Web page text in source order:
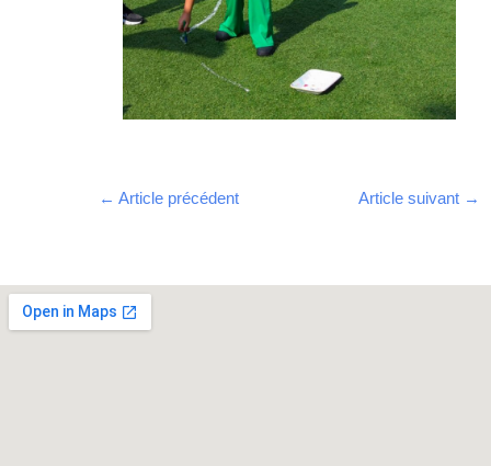
← Article précédent Article suivant →